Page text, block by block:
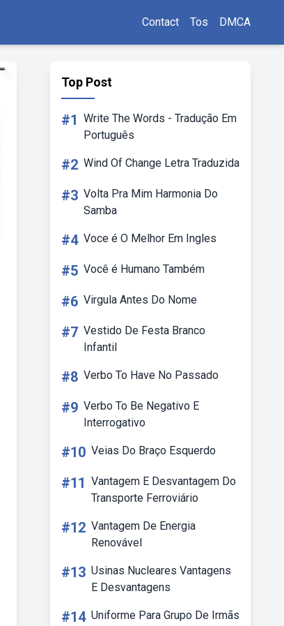
Contact Tos DMCA
Top Post
#1 Write The Words - Tradução Em
Português
#2 Wind Of Change Letra Traduzida
#3 Volta Pra Mim Harmonia Do
Samba
#4 Voce é O Melhor Em Ingles
#5 Você é Humano Também
#6 Virgula Antes Do Nome
#7 Vestido De Festa Branco
Infantil
#8 Verbo To Have No Passado
#9 Verbo To Be Negativo E
Interrogativo
#10 Veias Do Braço Esquerdo
#11 Vantagem E Desvantagem Do
Transporte Ferroviário
#12 Vantagem De Energia
Renovável
#13 Usinas Nucleares Vantagens
E Desvantagens
#14 Uniforme Para Grupo De Irmãs